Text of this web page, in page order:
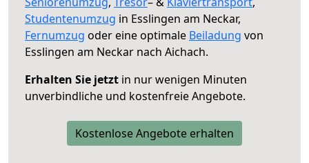
Studentenumzug in Esslingen am Neckar,
Fernumzug oder eine optimale Beiladung von
Esslingen am Neckar nach Aichach.
Erhalten Sie jetzt in nur wenigen Minuten
unverbindliche und kostenfreie Angebote.
Kostenlose Angebote erhalten